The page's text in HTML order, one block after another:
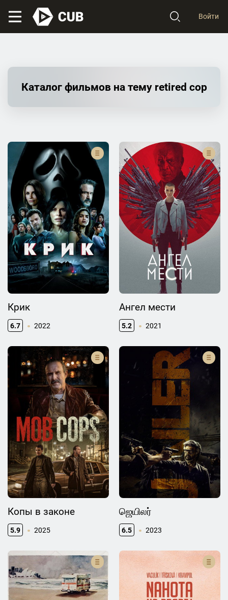
Войти
Каталог фильмов на тему retired cop
Крик
6.7 2022
Ангел мести
5.2 2021
Копы в законе
5.9 2025
ஜெயிலர்
6.5 2023